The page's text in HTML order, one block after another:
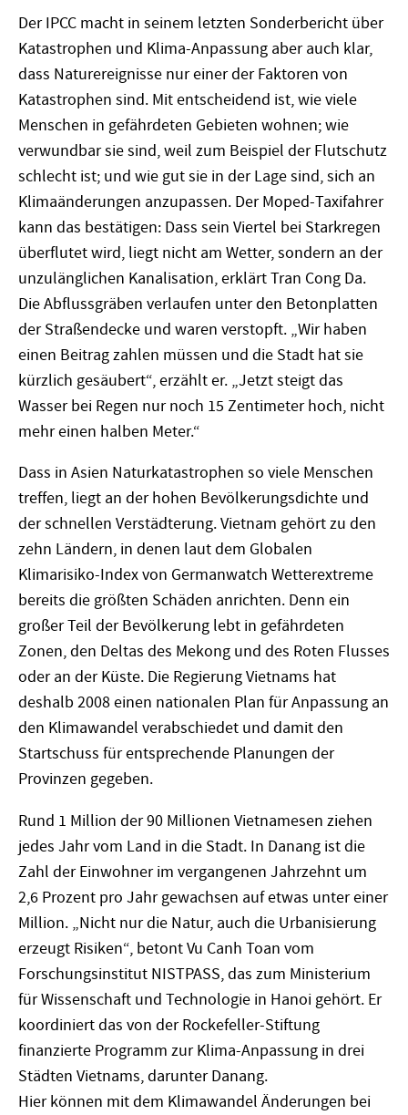
Der IPCC macht in seinem letzten Sonderbericht über
Katastrophen und Klima-Anpassung aber auch klar,
dass Naturereignisse nur einer der Faktoren von
Katastrophen sind. Mit entscheidend ist, wie viele
Menschen in gefährdeten Gebieten wohnen; wie
verwundbar sie sind, weil zum Beispiel der Flutschutz
schlecht ist; und wie gut sie in der Lage sind, sich an
Klimaänderungen anzupassen. Der Moped-Taxifahrer
kann das bestätigen: Dass sein Viertel bei Starkregen
überflutet wird, liegt nicht am Wetter, sondern an der
unzulänglichen Kanalisation, erklärt Tran Cong Da.
Die Abflussgräben verlaufen unter den Betonplatten
der Straßendecke und waren verstopft. „Wir haben
einen Beitrag zahlen müssen und die Stadt hat sie
kürzlich gesäubert“, erzählt er. „Jetzt steigt das
Wasser bei Regen nur noch 15 Zentimeter hoch, nicht
mehr einen halben Meter.“
Dass in Asien Naturkatastrophen so viele Menschen
treffen, liegt an der hohen Bevölkerungsdichte und
der schnellen Verstädterung. Vietnam gehört zu den
zehn Ländern, in denen laut dem Globalen
Klimarisiko-Index von Germanwatch Wetterextreme
bereits die größten Schäden anrichten. Denn ein
großer Teil der Bevölkerung lebt in gefährdeten
Zonen, den Deltas des Mekong und des Roten Flusses
oder an der Küste. Die Regierung Vietnams hat
deshalb 2008 einen nationalen Plan für Anpassung an
den Klimawandel verabschiedet und damit den
Startschuss für entsprechende Planungen der
Provinzen gegeben.
Rund 1 Million der 90 Millionen Vietnamesen ziehen
jedes Jahr vom Land in die Stadt. In Danang ist die
Zahl der Einwohner im vergangenen Jahrzehnt um
2,6 Prozent pro Jahr gewachsen auf etwas unter einer
Million. „Nicht nur die Natur, auch die Urbanisierung
erzeugt Risiken“, betont Vu Canh Toan vom
Forschungsinstitut NISTPASS, das zum Ministerium
für Wissenschaft und Technologie in Hanoi gehört. Er
koordiniert das von der Rockefeller-Stiftung
finanzierte Programm zur Klima-Anpassung in drei
Städten Vietnams, darunter Danang.
Hier können mit dem Klimawandel Änderungen bei